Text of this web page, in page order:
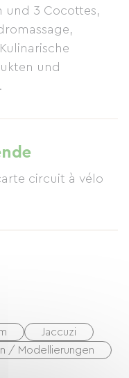
und 3 Cocottes,
und
circuit à vélo
Jaccuzi
/ Modellierungen